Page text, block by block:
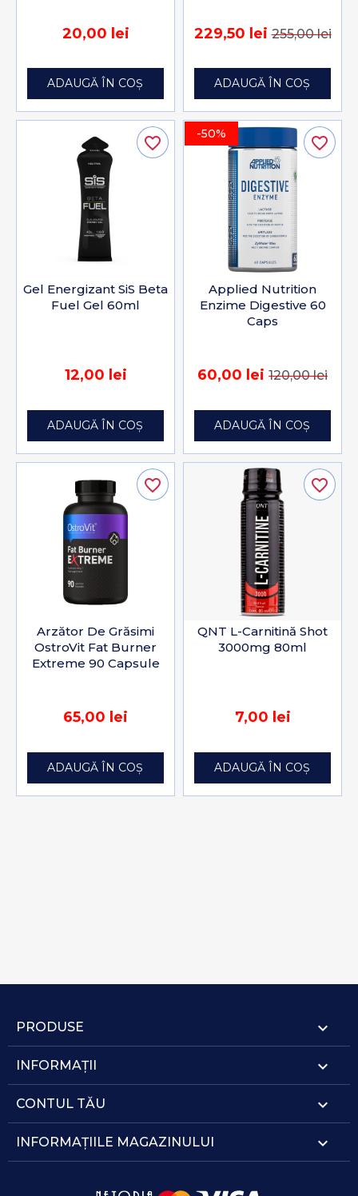
20,00 lei
ADAUGĂ ÎN COȘ
229,50 lei255,00 lei
ADAUGĂ ÎN COȘ
Gel Energizant SiS Beta
Fuel Gel 60ml
12,00 lei
ADAUGĂ ÎN COȘ
favorite_border -50%
Applied Nutrition
Enzime Digestive 60
Caps
60,00 lei 120,00 lei
ADAUGĂ ÎN COȘ
favorite_border
Arzător De Grăsimi
OstroVit Fat Burner
Extreme 90 Capsule
65,00 lei
ADAUGĂ ÎN COȘ
favorite_border
QNT L-Carnitină Shot
3000mg 80ml
7,00 lei
ADAUGĂ ÎN COȘ
favorite_border
PRODUSE 
INFORMAȚII 
CONTUL TĂU 
INFORMAȚIILE MAGAZINULUI keyboard_arrow_down